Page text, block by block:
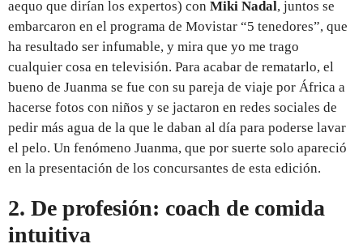
aequo que dirían los expertos) con Miki Nadal, juntos se
embarcaron en el programa de Movistar “5 tenedores”, que
ha resultado ser infumable, y mira que yo me trago
cualquier cosa en televisión. Para acabar de rematarlo, el
bueno de Juanma se fue con su pareja de viaje por África a
hacerse fotos con niños y se jactaron en redes sociales de
pedir más agua de la que le daban al día para poderse lavar
el pelo. Un fenómeno Juanma, que por suerte solo apareció
en la presentación de los concursantes de esta edición.
2. De profesión: coach de comida
intuitiva